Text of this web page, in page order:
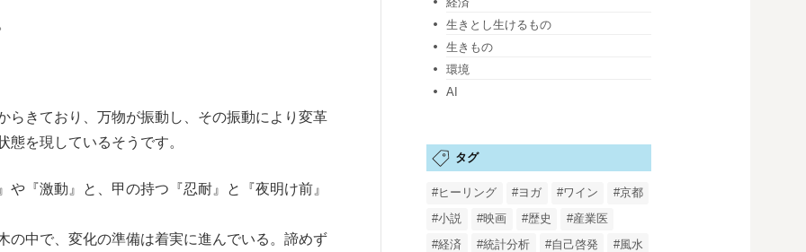
らきており、万物が振動し、その振動により変革
態を現しているそうです。
『激動』と、甲の持つ『忍耐』と『夜明け前』
の中で、変化の準備は着実に進んでいる。諦めず
生きとし生けるもの
生きもの
環境
AI
タグ
#ヒーリング #ヨガ #ワイン
#京都
#小説
#映画 #歴史
#産業医
#経済
#統計分析 #自己啓発
#風水